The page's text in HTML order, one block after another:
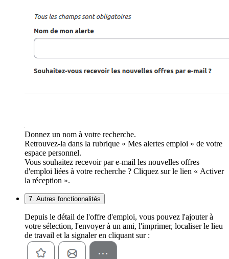
Donnez un nom à votre recherche.
Retrouvez-la dans la rubrique « Mes alertes emploi » de votre
espace personnel.
Vous souhaitez recevoir par e-mail les nouvelles offres
d'emploi liées à votre recherche ? Cliquez sur le lien « Activer
la réception ».
7. Autres fonctionnalités
Depuis le détail de l'offre d'emploi, vous pouvez l'ajouter à
votre sélection, l'envoyer à un ami, l'imprimer, localiser le lieu
de travail et la signaler en cliquant sur :